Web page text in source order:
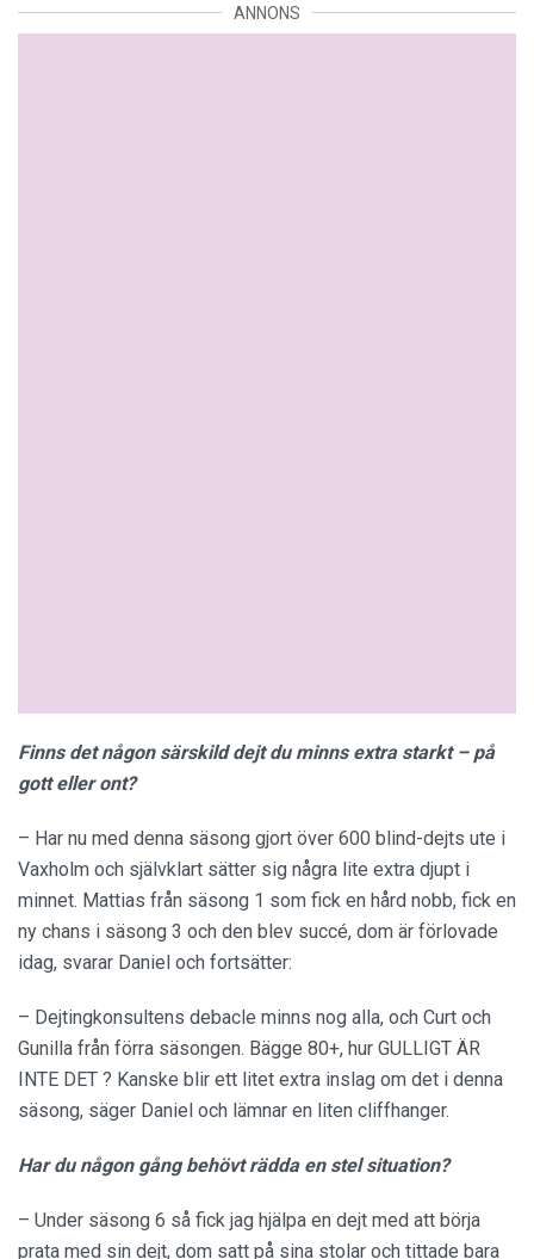
ANNONS
Finns det någon särskild dejt du minns extra starkt – på
gott eller ont?
– Har nu med denna säsong gjort över 600 blind-dejts ute i
Vaxholm och självklart sätter sig några lite extra djupt i
minnet. Mattias från säsong 1 som fick en hård nobb, fick en
ny chans i säsong 3 och den blev succé, dom är förlovade
idag, svarar Daniel och fortsätter:
– Dejtingkonsultens debacle minns nog alla, och Curt och
Gunilla från förra säsongen. Bägge 80+, hur GULLIGT ÄR
INTE DET ? Kanske blir ett litet extra inslag om det i denna
säsong, säger Daniel och lämnar en liten cliffhanger.
Har du någon gång behövt rädda en stel situation?
– Under säsong 6 så fick jag hjälpa en dejt med att börja
prata med sin dejt, dom satt på sina stolar och tittade bara